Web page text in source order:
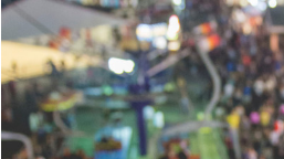
очнувшийся Нур) точно не
обострения мигрантского